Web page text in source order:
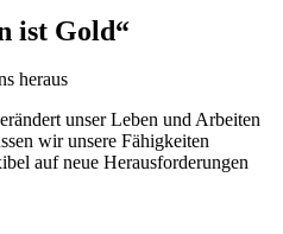
ist Gold“
heraus
unser Leben und Arbeiten
wir unsere Fähigkeiten
auf neue Herausforderungen